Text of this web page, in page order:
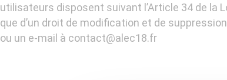
utilisateurs disposent suivant l’Article 34 de la
que d’un droit de modification et de
ou un e-mail à contact@alec18.fr